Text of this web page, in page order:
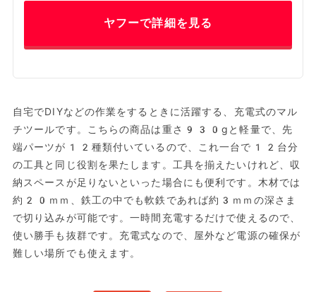
ヤフーで詳細を見る
自宅でDIYなどの作業をするときに活躍する、充電式のマル
チツールです。こちらの商品は重さ930gと軽量で、先
端パーツが12種類付いているので、これ一台で12台分
の工具と同じ役割を果たします。工具を揃えたいけれど、収
納スペースが足りないといった場合にも便利です。木材では
約20ｍｍ、鉄工の中でも軟鉄であれば約3ｍｍの深さま
で切り込みが可能です。一時間充電するだけで使えるので、
使い勝手も抜群です。充電式なので、屋外など電源の確保が
難しい場所でも使えます。